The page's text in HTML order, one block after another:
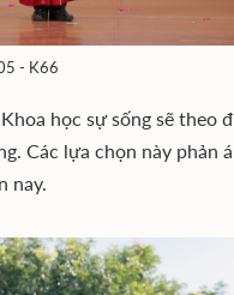
- K66
học sự sống sẽ theo
Các lựa chọn này phản
nay.